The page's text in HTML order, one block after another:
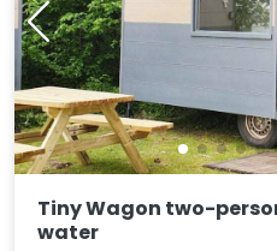
Tiny Wagon two-
water